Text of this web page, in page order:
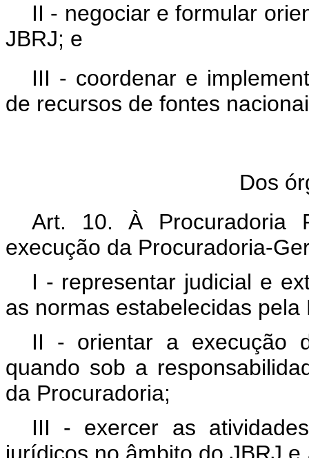
II - negociar e formular
JBRJ; e
III - coordenar e
de recursos de fontes
Dos
Art. 10. À Procuradoria
execução da Procuradoria-
I - representar judicial e
as normas estabelecidas
II - orientar a execução
quando sob a
da Procuradoria;
III - exercer as